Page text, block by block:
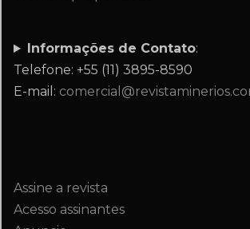
Informações de Contato:
Telefone: +55 (11) 3895-8590
E-mail:
Assine a revista
Acesso assinantes